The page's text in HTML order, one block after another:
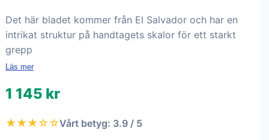
Det här bladet kommer från El Salvador och har en
intrikat struktur på handtagets skalor för ett starkt
grepp
Läs mer
1 145 kr
★★★☆☆Vårt betyg: 3.9 / 5